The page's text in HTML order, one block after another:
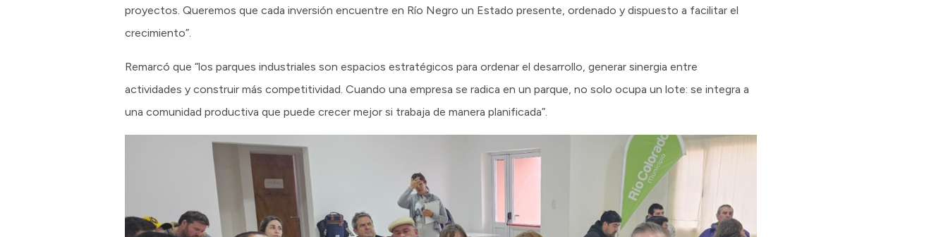
proyectos. Queremos que cada inversión encuentre en Río Negro un Estado presente, ordenado y dispuesto a facilitar el
crecimiento”.
Remarcó que “los parques industriales son espacios estratégicos para ordenar el desarrollo, generar sinergia entre
actividades y construir más competitividad. Cuando una empresa se radica en un parque, no solo ocupa un lote: se integra a
una comunidad productiva que puede crecer mejor si trabaja de manera planificada”.